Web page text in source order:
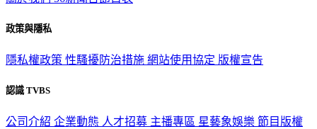
政策與隱私
隱私權政策 性騷擾防治措施 網站使用協定 版權宣告
認識 TVBS
公司介紹 企業動態 人才招募 主播專區 星藝象娛樂 節目版權